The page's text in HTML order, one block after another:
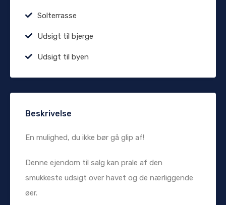
Solterrasse
Udsigt til bjerge
Udsigt til byen
Beskrivelse
En mulighed, du ikke bør gå glip af!
Denne ejendom til salg kan prale af den
smukkeste udsigt over havet og de nærliggende
øer.